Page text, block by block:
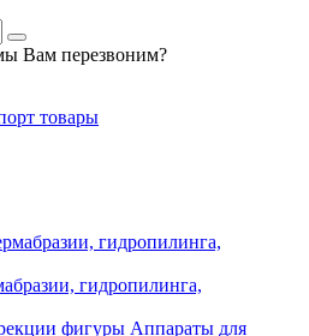
Вам перезвоним?
товары
гидропилинга,
Аппараты для